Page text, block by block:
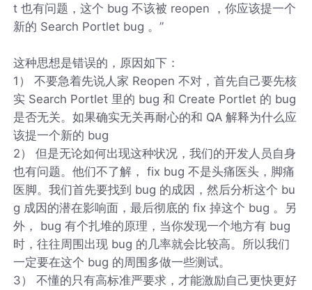
t 也有问题，这个 bug 不该被 reopen ，你应该提一个
新的 Search Portlet bug 。”
这种思想是错误的，原因如下：
1） 不要急着先说人家 Reopen 不对，首先自己要先核
实 Search Portlet 里的 bug 和 Create Portlet 的 bug
是否无关。如果确实无关再耐心的和 QA 解释为什么应
该提一个新的 bug
2） 但是无论如何出现这种状况，我们的开发人员自身
也有问题。他们不了解， fix bug 不是头痛医头，脚痛
医脚。我们首先要找到 bug 的成因，然后分析这个 bu
g 成因的潜在影响面，最后彻底的 fix 掉这个 bug 。另
外， bug 有个扎堆的原理，当你发现一个地方有 bug
时，往往周围出现 bug 的几率就会比较高。所以我们
一定要在这个 bug 的周围多做一些测试。
3） 不懂的只有高标准严要求，才能激励自己更快更好